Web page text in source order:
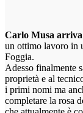
Carlo Musa
un ottimo lavoro in
Foggia.
Adesso finalmente
proprietà e al
i primi nomi ma
completare la rosa